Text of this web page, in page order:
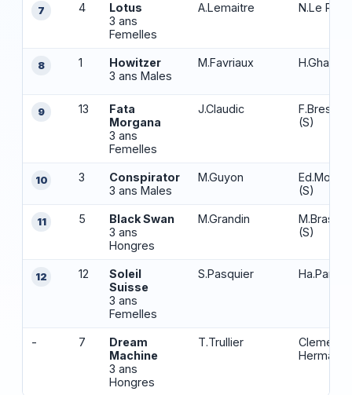
7 4
Lotus
3 ans
Femelles
A.Lemaitre N.Le Roch
8 1
Howitzer
3 ans Males
M.Favriaux H.Ghabri
9 13
Fata
Morgana
3 ans
Femelles
J.Claudic
F.Bresson
(S)
10 3
Conspirator
3 ans Males
M.Guyon
(S)
11 5
Black Swan
3 ans
Hongres
M.Grandin
M.Brasme
(S)
12 12
Soleil
Suisse
3 ans
Femelles
S.Pasquier
- 7
Dream
Machine
3 ans
Hongres
T.Trullier
Clement
Hermans